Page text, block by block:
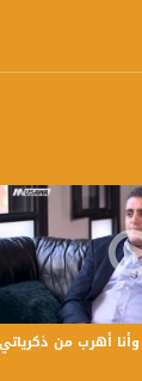
’’ ، أشرف قرطام ،
وتضحياتهن